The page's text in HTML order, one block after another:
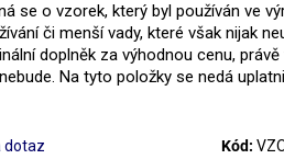
se o vzorek, který byl používán ve
či menší vady, které však nijak
doplněk za výhodnou cenu,
Na tyto položky se nedá
dotaz Kód: